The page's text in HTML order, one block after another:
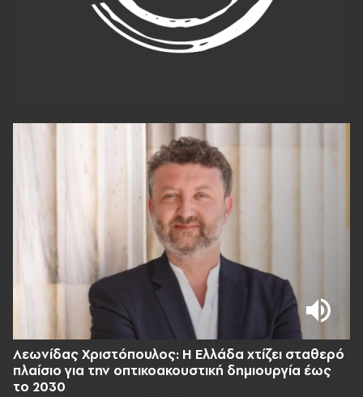
Λεωνίδας Χριστόπουλος: Η Ελλάδα χτίζει σταθερό
πλαίσιο για την οπτικοακουστική δημιουργία έως
το 2030